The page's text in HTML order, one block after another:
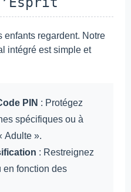
enfants regardent. Notre
intégré est simple et
PIN : Protégez
spécifiques ou à
Adulte ».
: Restreignez
en fonction des